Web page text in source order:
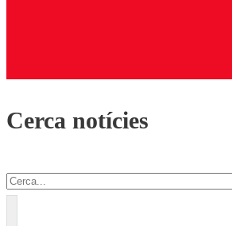
Cerca notícies
Cercar